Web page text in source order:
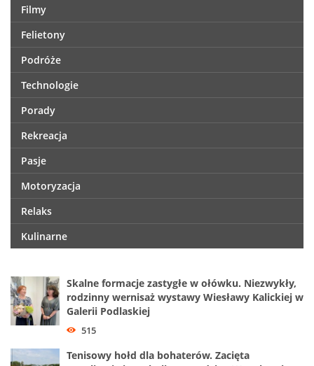
Filmy
Felietony
Podróże
Technologie
Porady
Rekreacja
Pasje
Motoryzacja
Relaks
Kulinarne
Skalne formacje zastygłe w ołówku. Niezwykły,
rodzinny wernisaż wystawy Wiesławy Kalickiej w
Galerii Podlaskiej
515
Tenisowy hołd dla bohaterów. Zacięta